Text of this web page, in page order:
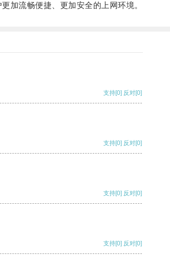
流畅便捷、更加安全的上网环境。
支持[0] 反对[0]
支持[0] 反对[0]
支持[0] 反对[0]
支持[0] 反对[0]